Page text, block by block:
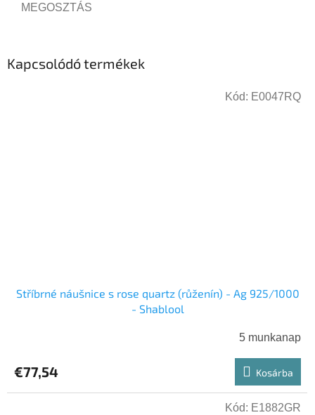
MEGOSZTÁS
Kapcsolódó termékek
Stříbrné náušnice s rose quartz (růženín) - Ag 925/1000
- Shablool
5 munkanap
€77,54 Kosárba
Kód: E0047RQ
Kód: E1882GR